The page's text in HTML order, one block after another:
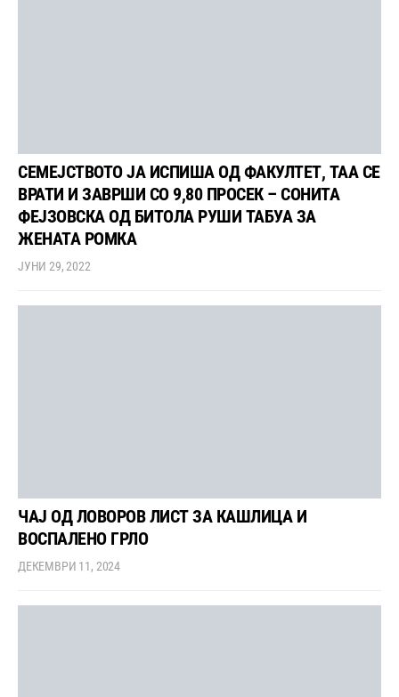
СЕМЕЈСТВОТО ЈА ИСПИША ОД ФАКУЛТЕТ, ТАА СЕ
ВРАТИ И ЗАВРШИ СО 9,80 ПРОСЕК – СОНИТА
ФЕЈЗОВСКА ОД БИТОЛА РУШИ ТАБУА ЗА
ЖЕНАТА РОМКА
ЈУНИ 29, 2022
ЧАЈ ОД ЛОВОРОВ ЛИСТ ЗА КАШЛИЦА И
ВОСПАЛЕНО ГРЛО
ДЕКЕМВРИ 11, 2024